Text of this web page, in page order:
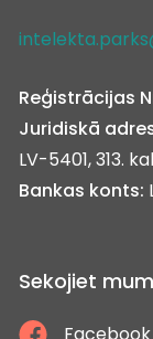
Reģistrācijas
Juridiskā
LV-5401, 313.
Bankas konts:
Sekojiet